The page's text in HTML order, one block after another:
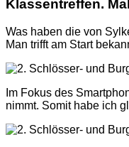
Klassentreffen.
Was haben die von
Man trifft am Start
Im Fokus des
nimmt. Somit habe ich